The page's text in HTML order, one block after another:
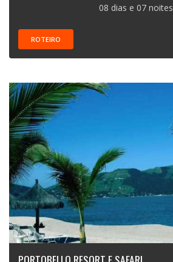
08 dias e 07 noites
ROTEIRO